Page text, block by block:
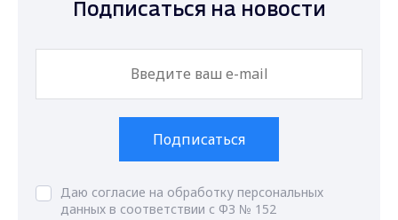
Подписаться на новости
Подписаться
Даю согласие на обработку персональных
данных в соответствии с ФЗ № 152